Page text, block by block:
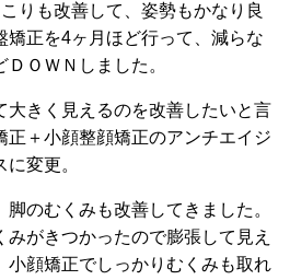
りも改善して、姿勢もかなり良
矯正を4ヶ月ほど行って、減らな
ＯＷＮしました。
大きく見えるのを改善したいと言
正＋小顔整顔矯正のアンチエイジ
変更。
のむくみも改善してきました。
がきつかったので膨張して見え
小顔矯正でしっかりむくみも取れ